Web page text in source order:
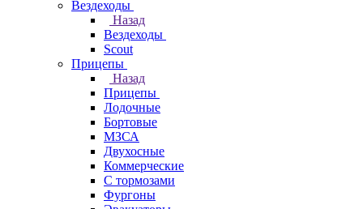
Вездеходы
Назад
Вездеходы
Scout
Прицепы
Назад
Прицепы
Лодочные
Бортовые
МЗСА
Двухосные
Коммерческие
С тормозами
Фургоны